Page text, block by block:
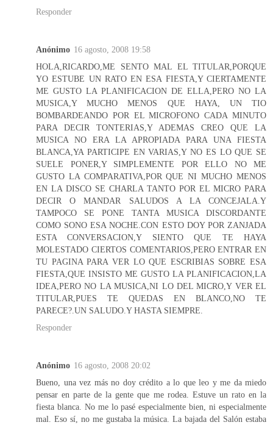
Responder
Anónimo 16 agosto, 2008 19:58
HOLA,RICARDO,ME SENTO MAL EL TITULAR,PORQUE
YO ESTUBE UN RATO EN ESA FIESTA,Y CIERTAMENTE
ME GUSTO LA PLANIFICACION DE ELLA,PERO NO LA
MUSICA,Y MUCHO MENOS QUE HAYA, UN TIO
BOMBARDEANDO POR EL MICROFONO CADA MINUTO
PARA DECIR TONTERIAS,Y ADEMAS CREO QUE LA
MUSICA NO ERA LA APROPIADA PARA UNA FIESTA
BLANCA,YA PARTICIPE EN VARIAS,Y NO ES LO QUE SE
SUELE PONER,Y SIMPLEMENTE POR ELLO NO ME
GUSTO LA COMPARATIVA,POR QUE NI MUCHO MENOS
EN LA DISCO SE CHARLA TANTO POR EL MICRO PARA
DECIR O MANDAR SALUDOS A LA CONCEJALA.Y
TAMPOCO SE PONE TANTA MUSICA DISCORDANTE
COMO SONO ESA NOCHE.CON ESTO DOY POR ZANJADA
ESTA CONVERSACION,Y SIENTO QUE TE HAYA
MOLESTADO CIERTOS COMENTARIOS,PERO ENTRAR EN
TU PAGINA PARA VER LO QUE ESCRIBIAS SOBRE ESA
FIESTA,QUE INSISTO ME GUSTO LA PLANIFICACION,LA
IDEA,PERO NO LA MUSICA,NI LO DEL MICRO,Y VER EL
TITULAR,PUES TE QUEDAS EN BLANCO,NO TE
PARECE?.UN SALUDO.Y HASTA SIEMPRE.
Responder
Anónimo 16 agosto, 2008 20:02
Bueno, una vez más no doy crédito a lo que leo y me da miedo
pensar en parte de la gente que me rodea. Estuve un rato en la
fiesta blanca. No me lo pasé especialmente bien, ni especialmente
mal. Eso sí, no me gustaba la música. La bajada del Salón estaba